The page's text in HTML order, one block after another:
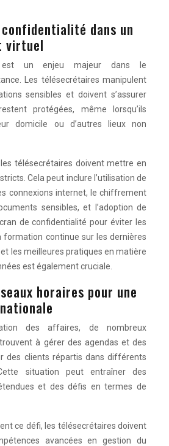
dans un
virtuel
est un enjeu majeur dans le
Les télésecrétaires manipulent
sensibles et doivent s’assurer
protégées, même lorsqu’ils
domicile ou d’autres lieux non
télésecrétaires doivent mettre en
Cela peut inclure l’utilisation de
connexions internet, le chiffrement
sensibles, et l’adoption de
de confidentialité pour éviter les
formation continue sur les dernières
les meilleures pratiques en matière
est également cruciale.
horaires pour une
des affaires, de nombreux
à gérer des agendas et des
des clients répartis dans différents
situation peut entraîner des
et des défis en termes de
ce défi, les télésecrétaires doivent
avancées en gestion du